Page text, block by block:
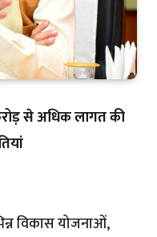
करोड़ से अधिक लागत की
विकास योजनाओं,